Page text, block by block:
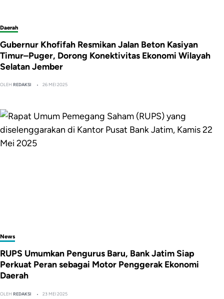
Daerah
Gubernur Khofifah Resmikan Jalan Beton Kasiyan
Timur–Puger, Dorong Konektivitas Ekonomi Wilayah
Selatan Jember
OLEHREDAKSI 26 MEI 2025
News
RUPS Umumkan Pengurus Baru, Bank Jatim Siap
Perkuat Peran sebagai Motor Penggerak Ekonomi
Daerah
OLEHREDAKSI 23 MEI 2025